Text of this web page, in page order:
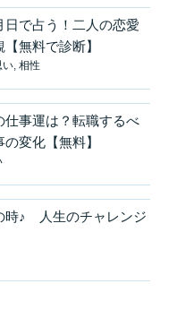
で占う！二人の恋愛
無料で診断】
い, 相性
仕事運は？転職するべ
変化【無料】
時♪ 人生のチャレンジ